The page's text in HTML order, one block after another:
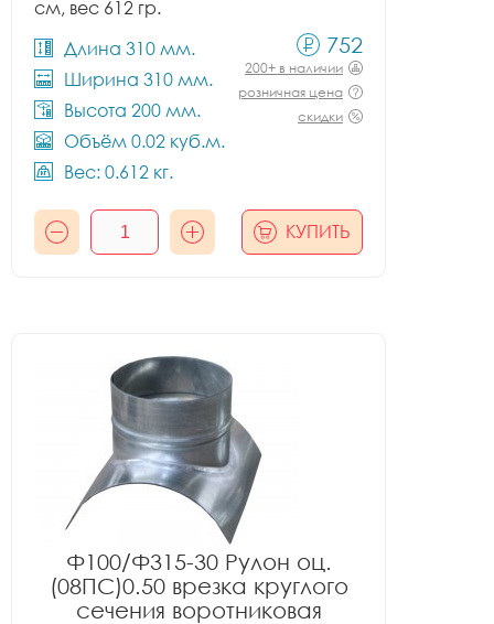
см, вес 612 гр.
Длина 310 мм.
Ширина 310 мм.
Высота 200 мм.
Объём 0.02 куб.м.
Вес: 0.612 кг.
752
200+ в наличии
розничная цена
скидки
КУПИТЬ
Ф100/Ф315-30 Рулон оц.
(08ПС)0.50 врезка круглого
сечения воротниковая